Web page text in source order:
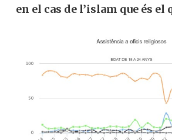
en el cas de l’islam que és el